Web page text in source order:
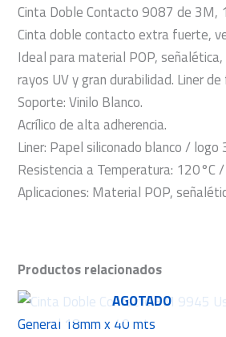
Cinta Doble Contacto 9087 de 3M,
Cinta doble contacto extra fuerte,
Ideal para material POP,
rayos UV y gran durabilidad. Liner
Soporte: Vinilo Blanco.
Acrílico de alta adherencia.
Liner: Papel siliconado blanco / logo
Resistencia a Temperatura: 120°C
Aplicaciones: Material POP,
Productos relacionados
AGOTADO